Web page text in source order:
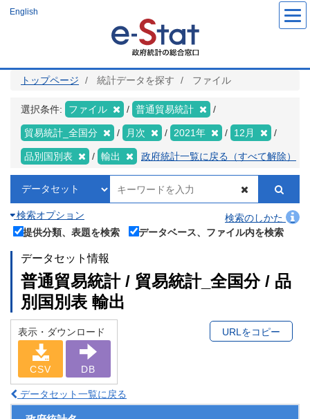
ツ
English
トップページ 統計データを探す ファイル
選択条件: ファイル 普通貿易統計
貿易統計_全国分 月次 2021年 12月
品別国別表 輸出 政府統計一覧に戻る（すべて解除）
検索オプション
検索のしかた
提供分類、表題を検索
データベース、ファイル内を検索
データセット情報
普通貿易統計 / 貿易統計_全国分 / 品
別国別表 輸出
表示・ダウンロード
CSV DB
URLをコピー
データセット一覧に戻る